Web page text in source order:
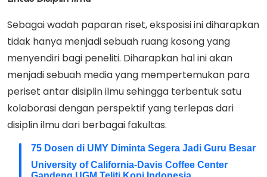
Sebagai wadah paparan riset, eksposisi ini diharapkan
tidak hanya menjadi sebuah ruang kosong yang
menyendiri bagi peneliti. Diharapkan hal ini akan
menjadi sebuah media yang mempertemukan para
periset antar disiplin ilmu sehingga terbentuk satu
kolaborasi dengan perspektif yang terlepas dari
disiplin ilmu dari berbagai fakultas.
75 Dosen di UMY Diminta Segera Jadi Guru Besar
University of California-Davis Coffee Center